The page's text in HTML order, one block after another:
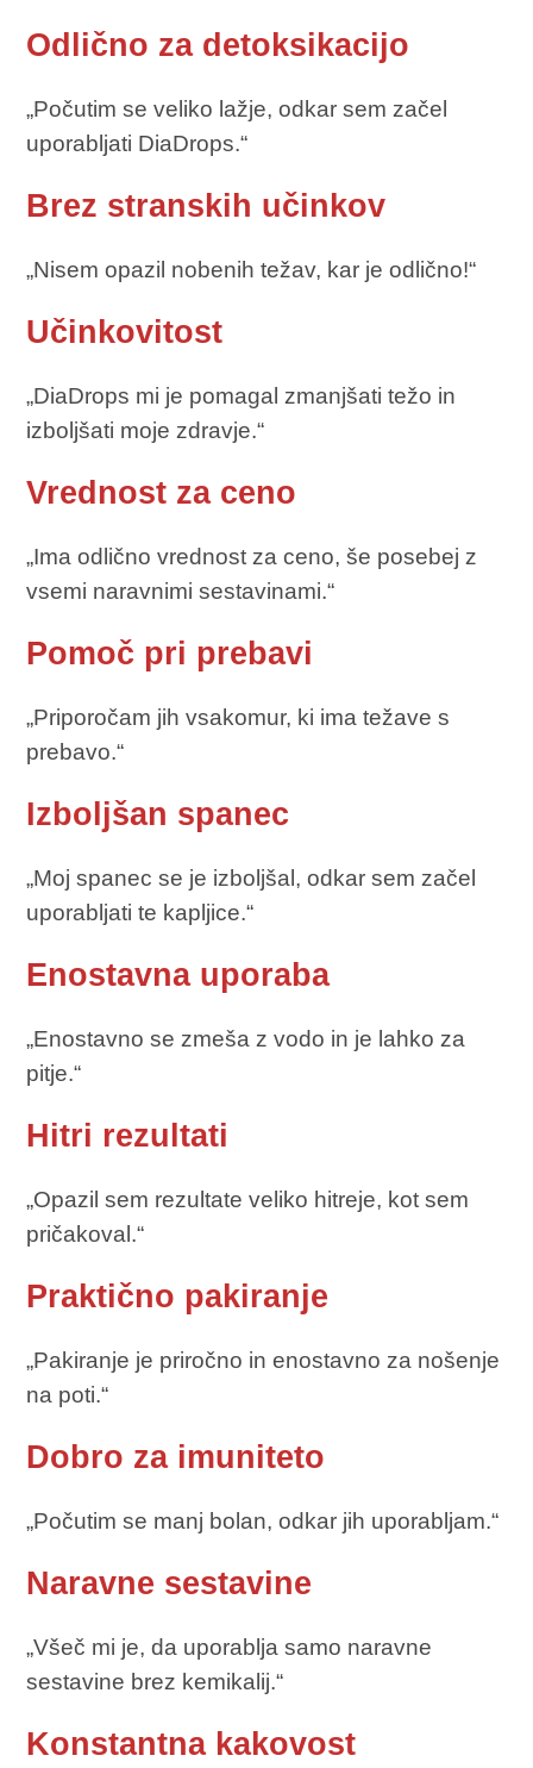
Odlično za detoksikacijo
„Počutim se veliko lažje, odkar sem začel
uporabljati DiaDrops.“
Brez stranskih učinkov
„Nisem opazil nobenih težav, kar je odlično!“
Učinkovitost
„DiaDrops mi je pomagal zmanjšati težo in
izboljšati moje zdravje.“
Vrednost za ceno
„Ima odlično vrednost za ceno, še posebej z
vsemi naravnimi sestavinami.“
Pomoč pri prebavi
„Priporočam jih vsakomur, ki ima težave s
prebavo.“
Izboljšan spanec
„Moj spanec se je izboljšal, odkar sem začel
uporabljati te kapljice.“
Enostavna uporaba
„Enostavno se zmeša z vodo in je lahko za
pitje.“
Hitri rezultati
„Opazil sem rezultate veliko hitreje, kot sem
pričakoval.“
Praktično pakiranje
„Pakiranje je priročno in enostavno za nošenje
na poti.“
Dobro za imuniteto
„Počutim se manj bolan, odkar jih uporabljam.“
Naravne sestavine
„Všeč mi je, da uporablja samo naravne
sestavine brez kemikalij.“
Konstantna kakovost